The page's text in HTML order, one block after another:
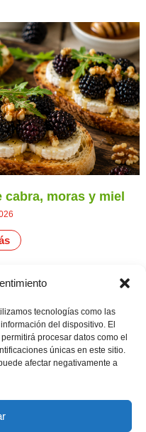
tecnologías como las
del dispositivo. El
procesar datos como el
únicas en este sitio.
afectar negativamente a
moras y miel
s/n
Aviso legal
Política de
privacidad
Canal de denuncias